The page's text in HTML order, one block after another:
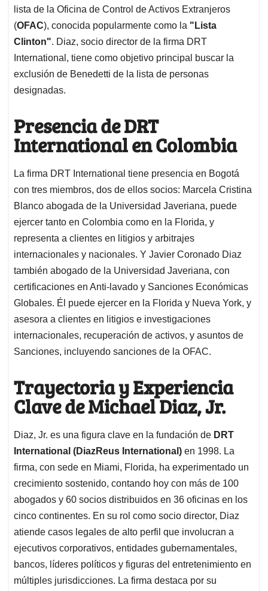
p
k
n
lista de la Oficina de Control de Activos Extranjeros
(OFAC), conocida popularmente como la "Lista
Clinton". Diaz, socio director de la firma DRT
International, tiene como objetivo principal buscar la
exclusión de Benedetti de la lista de personas
designadas.
Presencia de DRT
International en Colombia
La firma DRT International tiene presencia en Bogotá
con tres miembros, dos de ellos socios: Marcela Cristina
Blanco abogada de la Universidad Javeriana, puede
ejercer tanto en Colombia como en la Florida, y
representa a clientes en litigios y arbitrajes
internacionales y nacionales. Y Javier Coronado Diaz
también abogado de la Universidad Javeriana, con
certificaciones en Anti-lavado y Sanciones Económicas
Globales. Él puede ejercer en la Florida y Nueva York, y
asesora a clientes en litigios e investigaciones
internacionales, recuperación de activos, y asuntos de
Sanciones, incluyendo sanciones de la OFAC.
Trayectoria y Experiencia
Clave de Michael Diaz, Jr.
Diaz, Jr. es una figura clave en la fundación de DRT
International (DiazReus International) en 1998. La
firma, con sede en Miami, Florida, ha experimentado un
crecimiento sostenido, contando hoy con más de 100
abogados y 60 socios distribuidos en 36 oficinas en los
cinco continentes. En su rol como socio director, Diaz
atiende casos legales de alto perfil que involucran a
ejecutivos corporativos, entidades gubernamentales,
bancos, líderes políticos y figuras del entretenimiento en
múltiples jurisdicciones. La firma destaca por su